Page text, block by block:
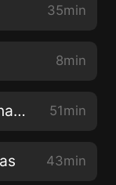
35min
8min
Hell in a Cell 2019 vs AEW dinamyte 51min
43min